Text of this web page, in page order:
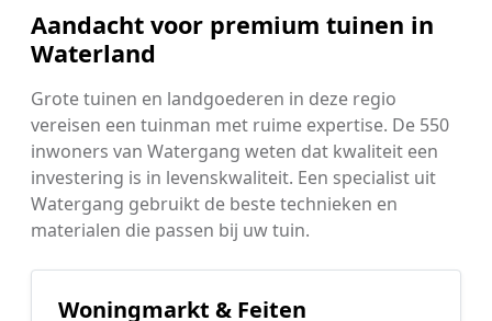
Aandacht voor premium tuinen in
Waterland
Grote tuinen en landgoederen in deze regio
vereisen een tuinman met ruime expertise. De 550
inwoners van Watergang weten dat kwaliteit een
investering is in levenskwaliteit. Een specialist uit
Watergang gebruikt de beste technieken en
materialen die passen bij uw tuin.
Woningmarkt & Feiten